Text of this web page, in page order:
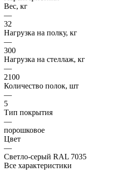
Вес, кг
—
32
Нагрузка на полку, кг
—
300
Нагрузка на стеллаж, кг
—
2100
Количество полок, шт
—
5
Тип покрытия
—
порошковое
Цвет
—
Светло-серый RAL 7035
Все характеристики